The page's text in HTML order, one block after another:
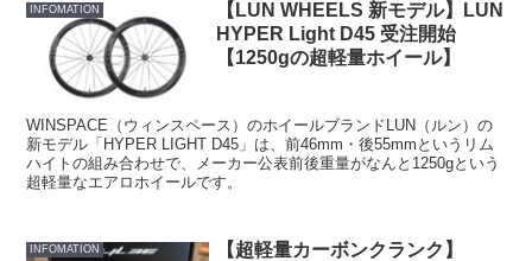
INFOMATION
【LUN WHEELS 新モデル】LUN
HYPER Light D45 受注開始
【1250gの超軽量ホイール】
WINSPACE（ウィンスペース）のホイールブランドLUN（ルン）の
新モデル「HYPER LIGHT D45」は、前46mm・後55mmというリム
ハイトの組み合わせで、メーカー公表前後重量がなんと1250gという
超軽量なエアロホイールです。
INFOMATION
【超軽量カーボンクランク】